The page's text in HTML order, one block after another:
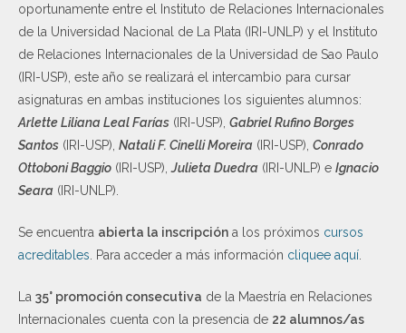
oportunamente entre el Instituto de Relaciones Internacionales
de la Universidad Nacional de La Plata (IRI-UNLP) y el Instituto
de Relaciones Internacionales de la Universidad de Sao Paulo
(IRI-USP), este año se realizará el intercambio para cursar
asignaturas en ambas instituciones los siguientes alumnos:
Arlette Liliana Leal Farías (IRI-USP), Gabriel Rufino Borges
Santos (IRI-USP), Natali F. Cinelli Moreira (IRI-USP), Conrado
Ottoboni Baggio (IRI-USP),Julieta Duedra (IRI-UNLP) e Ignacio
Seara (IRI-UNLP).
Se encuentra abierta la inscripción a los próximos cursos
acreditables . Para acceder a más información cliquee aquí
La 35° promoción consecutiva de la Maestría en Relaciones
Internacionales cuenta con la presencia de 22 alumnos/as